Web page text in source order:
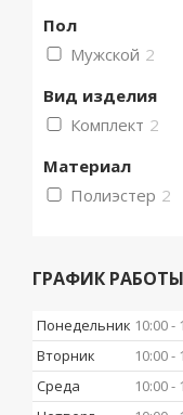
Пол
Мужской 2
Вид изделия
Комплект 2
Материал
Полиэстер 2
ГРАФИК РАБОТЫ
Понедельник 10:00
Вторник
10:00
Среда
10:00